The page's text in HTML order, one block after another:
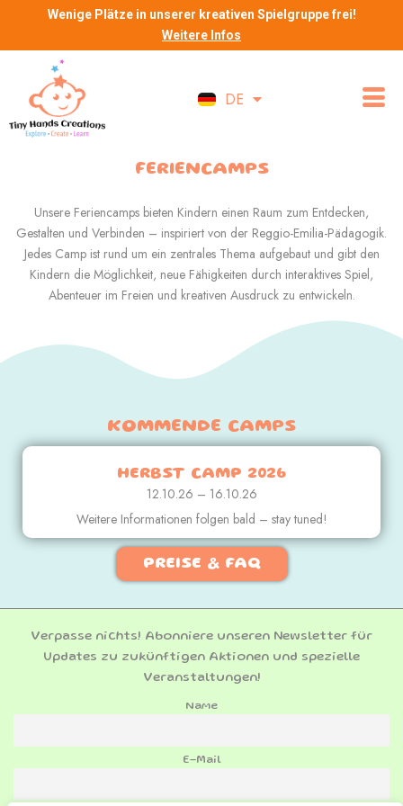
Wenige Plätze in unserer kreativen Spielgruppe frei!
Weitere Infos
springen
DE
EN
FERIENCAMPS
Unsere Feriencamps bieten Kindern einen Raum zum Entdecken,
Gestalten und Verbinden – inspiriert von der Reggio-Emilia-Pädagogik.
Jedes Camp ist rund um ein zentrales Thema aufgebaut und gibt den
Kindern die Möglichkeit, neue Fähigkeiten durch interaktives Spiel,
Abenteuer im Freien und kreativen Ausdruck zu entwickeln.
KOMMENDE CAMPS
HERBST CAMP 2026
12.10.26 – 16.10.26
Weitere Informationen folgen bald – stay tuned!
PREISE & FAQ
Verpasse nichts! Abonniere unseren Newsletter für
Updates zu zukünftigen Aktionen und spezielle
Veranstaltungen!
Name
E-Mail